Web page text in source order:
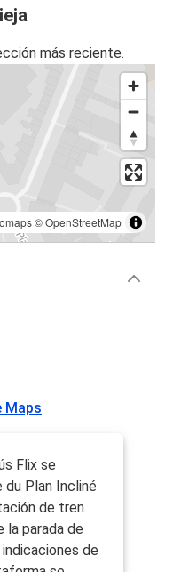
más reciente.
©OpenStreetMap
Maps
Flix se
du Plan Incliné
de tren
la parada de
de